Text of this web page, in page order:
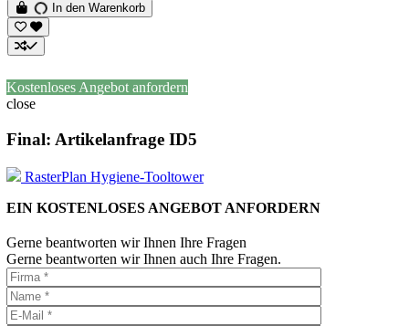
In den Warenkorb
Kostenloses Angebot anfordern
close
Final: Artikelanfrage ID5
RasterPlan Hygiene-Tooltower
EIN KOSTENLOSES ANGEBOT ANFORDERN
Gerne beantworten wir Ihnen Ihre Fragen
Gerne beantworten wir Ihnen auch Ihre Fragen.